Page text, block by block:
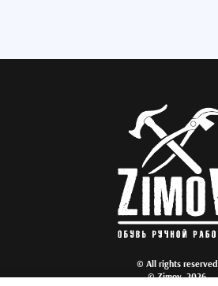
© All rights reserved
© Zimov, 2026